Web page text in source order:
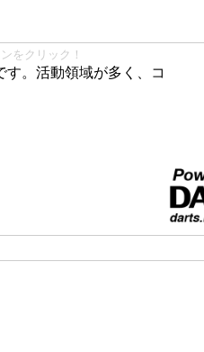
をクリック！
す。活動領域が多く、コ